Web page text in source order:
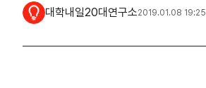
대학내일20대연구소2019.01.08 19:25